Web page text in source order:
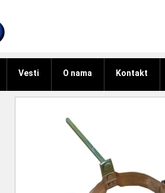
Vesti O nama Kontakt